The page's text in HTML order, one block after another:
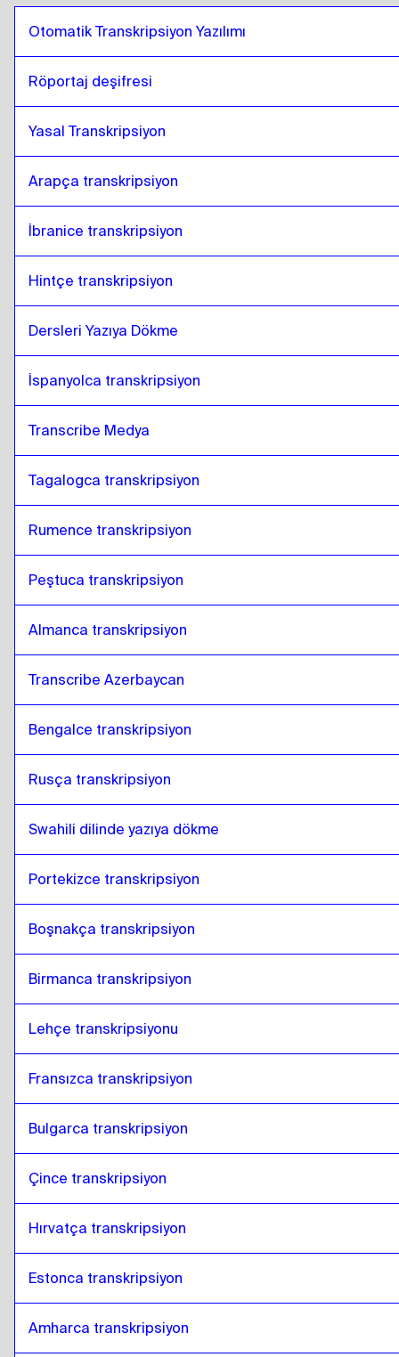
Otomatik Transkripsiyon Yazılımı
Röportaj deşifresi
Yasal Transkripsiyon
Arapça transkripsiyon
İbranice transkripsiyon
Hintçe transkripsiyon
Dersleri Yazıya Dökme
İspanyolca transkripsiyon
Transcribe Medya
Tagalogca transkripsiyon
Rumence transkripsiyon
Peştuca transkripsiyon
Almanca transkripsiyon
Transcribe Azerbaycan
Bengalce transkripsiyon
Rusça transkripsiyon
Swahili dilinde yazıya dökme
Portekizce transkripsiyon
Boşnakça transkripsiyon
Birmanca transkripsiyon
Lehçe transkripsiyonu
Fransızca transkripsiyon
Bulgarca transkripsiyon
Çince transkripsiyon
Hırvatça transkripsiyon
Estonca transkripsiyon
Amharca transkripsiyon